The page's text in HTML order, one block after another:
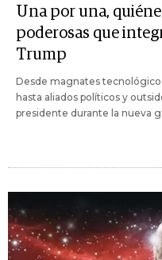
Una por una,
poderosas que
Trump
Desde magnates
hasta aliados políticos y
presidente durante la nueva